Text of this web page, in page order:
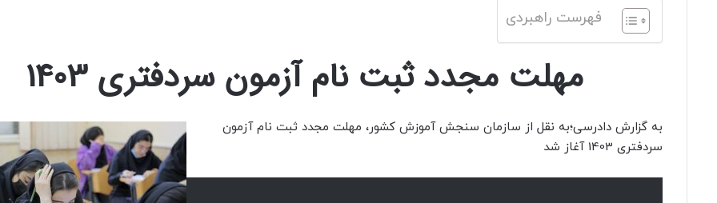
فهرست راهبردی
مهلت مجدد ثبت نام آزمون سردفتری 1403
به گزارش دادرسی؛به نقل از سازمان سنجش آموزش کشور، مهلت مجدد ثبت نام آزمون
سردفتری 1403 آغاز شد